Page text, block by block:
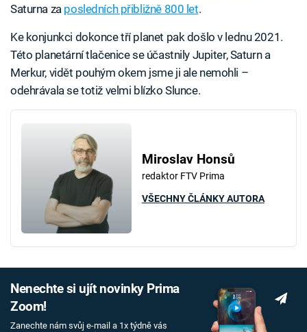
Saturna za posledních přibližně 800 let.
Ke konjunkci dokonce tří planet pak došlo v lednu 2021.
Této planetární tlačenice se účastnily Jupiter, Saturn a
Merkur, vidět pouhým okem jsme ji ale nemohli –
odehrávala se totiž velmi blízko Slunce.
Miroslav Honsů
redaktor FTV Prima
VŠECHNY ČLÁNKY AUTORA
Nenechte si ujít novinky Prima
Zoom!
Zanechte nám svůj e-mail a 1x týdně vás